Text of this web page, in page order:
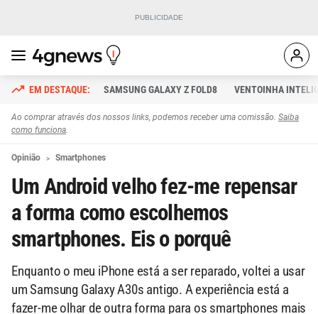
SAMSUNG GALAXY Z FOLD8 VENTOINHA
Ao comprar através dos nossos links, podemos receber uma comissão. Saiba
como funciona.
Opinião Smartphones
Um Android velho fez-me repensar
a forma como escolhemos
smartphones. Eis o porquê
Enquanto o meu iPhone está a ser reparado, voltei a usar
um Samsung Galaxy A30s antigo. A experiência está a
fazer-me olhar de outra forma para os smartphones mais